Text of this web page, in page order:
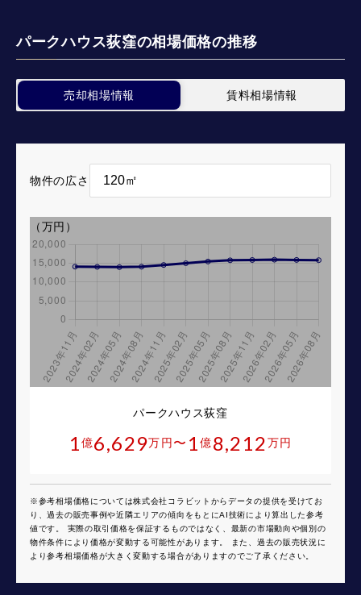
パークハウス荻窪の相場価格の推移
売却相場情報 賃料相場情報
物件の広さ
パークハウス荻窪
1億6,629万円 〜 1億8,212万円
※参考相場価格については株式会社コラビットからデータの提供を受けてお
り、過去の販売事例や近隣エリアの傾向をもとにAI技術により算出した参考
値です。 実際の取引価格を保証するものではなく、最新の市場動向や個別の
物件条件により価格が変動する可能性があります。 また、過去の販売状況に
より参考相場価格が大きく変動する場合がありますのでご了承ください。
（万円）